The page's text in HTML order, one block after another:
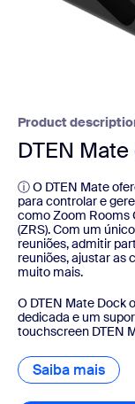
Product
DTEN
ⓘ O DTEN Mate
para controlar e
como Zoom Rooms
(ZRS). Com um
reuniões, admitir
reuniões, ajustar as
muito mais.
O DTEN Mate Dock
dedicada e um
touchscreen DTEN
Saiba mais